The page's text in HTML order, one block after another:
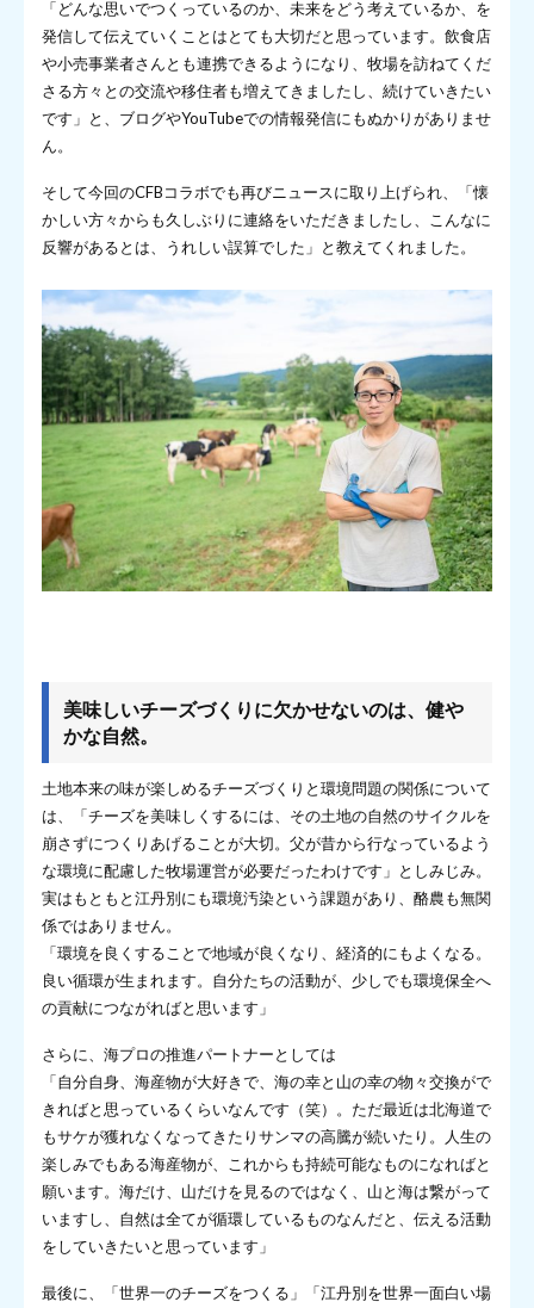
「どんな思いでつくっているのか、未来をどう考えているか、を
発信して伝えていくことはとても大切だと思っています。飲食店
や小売事業者さんとも連携できるようになり、牧場を訪ねてくだ
さる方々との交流や移住者も増えてきましたし、続けていきたい
です」と、ブログやYouTubeでの情報発信にもぬかりがありませ
ん。
そして今回のCFBコラボでも再びニュースに取り上げられ、「懐
かしい方々からも久しぶりに連絡をいただきましたし、こんなに
反響があるとは、うれしい誤算でした」と教えてくれました。
美味しいチーズづくりに欠かせないのは、健や
かな自然。
土地本来の味が楽しめるチーズづくりと環境問題の関係について
は、「チーズを美味しくするには、その土地の自然のサイクルを
崩さずにつくりあげることが大切。父が昔から行なっているよう
な環境に配慮した牧場運営が必要だったわけです」としみじみ。
実はもともと江丹別にも環境汚染という課題があり、酪農も無関
係ではありません。
「環境を良くすることで地域が良くなり、経済的にもよくなる。
良い循環が生まれます。自分たちの活動が、少しでも環境保全へ
の貢献につながればと思います」
さらに、海プロの推進パートナーとしては
「自分自身、海産物が大好きで、海の幸と山の幸の物々交換がで
きればと思っているくらいなんです（笑）。ただ最近は北海道で
もサケが獲れなくなってきたりサンマの高騰が続いたり。人生の
楽しみでもある海産物が、これからも持続可能なものになればと
願います。海だけ、山だけを見るのではなく、山と海は繋がって
いますし、自然は全てが循環しているものなんだと、伝える活動
をしていきたいと思っています」
最後に、「世界一のチーズをつくる」「江丹別を世界一面白い場